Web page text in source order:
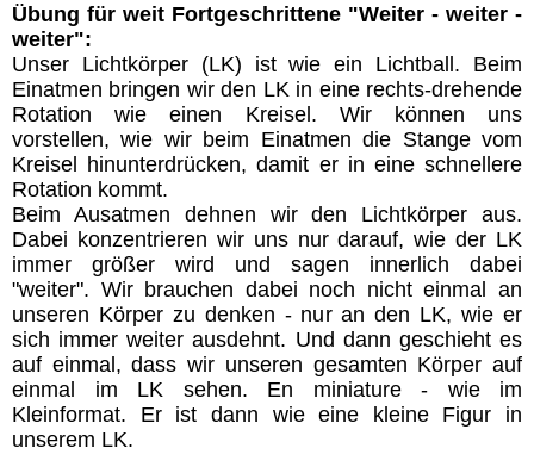
Lichtwesen
Transformation
Meditationen
Energiezentren Übersicht
Tägliche Übungen
Gefährliche Meditationen
Lebensenergie
Übung für weit Fortgeschrittene "Weiter - weiter -
weiter":
Unser Lichtkörper (LK) ist wie ein Lichtball. Beim
Einatmen bringen wir den LK in eine rechts-drehende
Rotation wie einen Kreisel. Wir können uns
vorstellen, wie wir beim Einatmen die Stange vom
Kreisel hinunterdrücken, damit er in eine schnellere
Rotation kommt.
Beim Ausatmen dehnen wir den Lichtkörper aus.
Dabei konzentrieren wir uns nur darauf, wie der LK
immer größer wird und sagen innerlich dabei
"weiter". Wir brauchen dabei noch nicht einmal an
unseren Körper zu denken - nur an den LK, wie er
sich immer weiter ausdehnt. Und dann geschieht es
auf einmal, dass wir unseren gesamten Körper auf
einmal im LK sehen. En miniature - wie im
Kleinformat. Er ist dann wie eine kleine Figur in
unserem LK.